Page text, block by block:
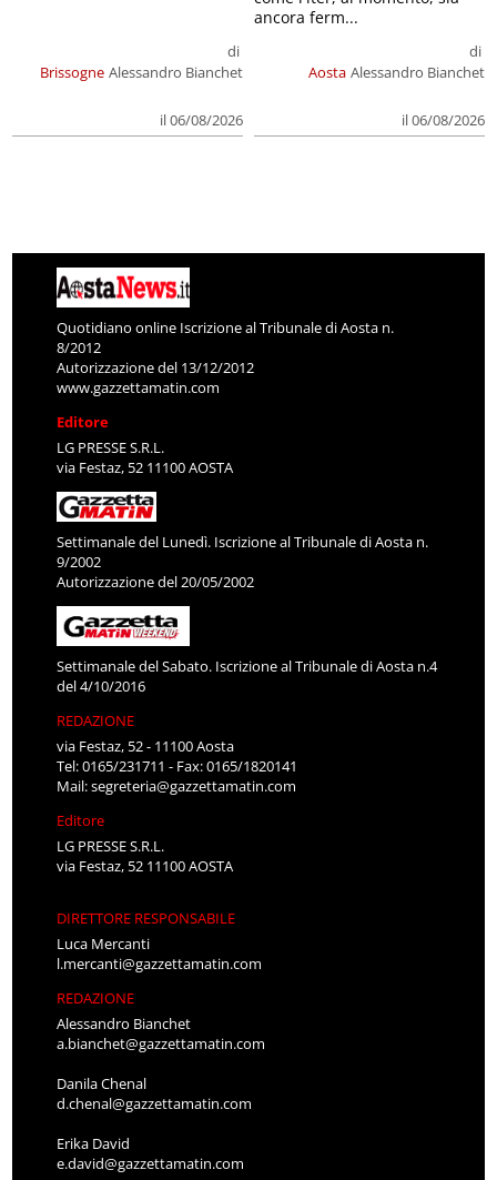
Brissogne
di
Alessandro Bianchet
il 06/08/2026
Aosta
di
Alessandro Bianchet
il 06/08/2026
ancora ferm...
Quotidiano online Iscrizione al Tribunale di Aosta n.
8/2012
Autorizzazione del 13/12/2012
www.gazzettamatin.com
Editore
LG PRESSE S.R.L.
via Festaz, 52 11100 AOSTA
Settimanale del Lunedì. Iscrizione al Tribunale di Aosta n.
9/2002
Autorizzazione del 20/05/2002
Settimanale del Sabato. Iscrizione al Tribunale di Aosta n.4
del 4/10/2016
REDAZIONE
via Festaz, 52 - 11100 Aosta
Tel: 0165/231711 - Fax: 0165/1820141
Mail:segreteria@gazzettamatin.com
Editore
LG PRESSE S.R.L.
via Festaz, 52 11100 AOSTA
DIRETTORE RESPONSABILE
Luca Mercanti
l.mercanti@gazzettamatin.com
REDAZIONE
Alessandro Bianchet
a.bianchet@gazzettamatin.com
Danila Chenal
d.chenal@gazzettamatin.com
Erika David
e.david@gazzettamatin.com